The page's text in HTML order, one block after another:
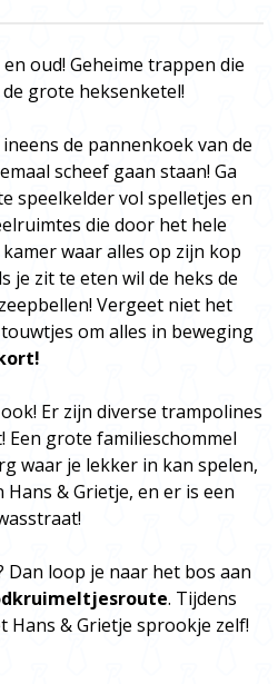
oud! Geheime trappen die
grote heksenketel!
de pannenkoek van de
scheef gaan staan! Ga
speelkelder vol spelletjes en
die door het hele
waar alles op zijn kop
je zit te eten wil de heks de
Vergeet niet het
om alles in beweging
Er zijn diverse trampolines
grote familieschommel
waar je lekker in kan spelen,
& Grietje, en er is een
Dan loop je naar het bos aan
. Tijdens
Hans & Grietje sprookje zelf!